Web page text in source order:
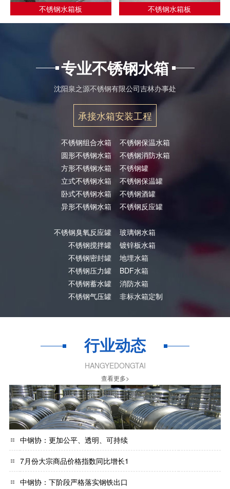
不锈钢水箱板 不锈钢水箱板
专业不锈钢水箱
沈阳泉之源不锈钢有限公司吉林办事处
承接水箱安装工程
不锈钢组合水箱
圆形不锈钢水箱
方形不锈钢水箱
立式不锈钢水箱
卧式不锈钢水箱
异形不锈钢水箱
不锈钢臭氧反应罐
不锈钢搅拌罐
不锈钢密封罐
不锈钢压力罐
不锈钢蓄水罐
不锈钢气压罐
不锈钢保温水箱
不锈钢消防水箱
不锈钢罐
不锈钢保温罐
不锈钢酒罐
不锈钢反应罐
玻璃钢水箱
镀锌板水箱
地埋水箱
BDF水箱
消防水箱
非标水箱定制
行业动态
HANGYEDONGTAI
查看更多>
中钢协：更加公平、透明、可持续
7月份大宗商品价格指数同比增长1
中钢协：下阶段严格落实钢铁出口